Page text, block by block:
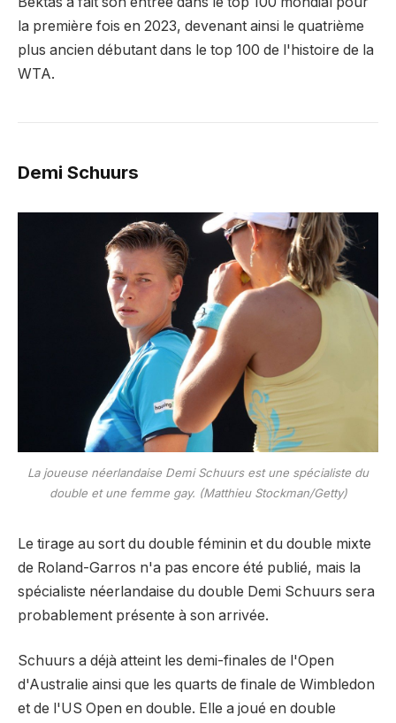
la première fois en 2023, devenant ainsi le quatrième
plus ancien débutant dans le top 100 de l'histoire de la
WTA.
Demi Schuurs
La joueuse néerlandaise Demi Schuurs est une spécialiste du
double et une femme gay. (Matthieu Stockman/Getty)
Le tirage au sort du double féminin et du double mixte
de Roland-Garros n'a pas encore été publié, mais la
spécialiste néerlandaise du double Demi Schuurs sera
probablement présente à son arrivée.
Schuurs a déjà atteint les demi-finales de l'Open
d'Australie ainsi que les quarts de finale de Wimbledon
et de l'US Open en double. Elle a joué en double